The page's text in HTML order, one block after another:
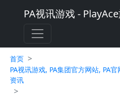
PA视讯游戏 -
首页 >
PA视讯游戏, PA集团官方网站, PA
资讯
>